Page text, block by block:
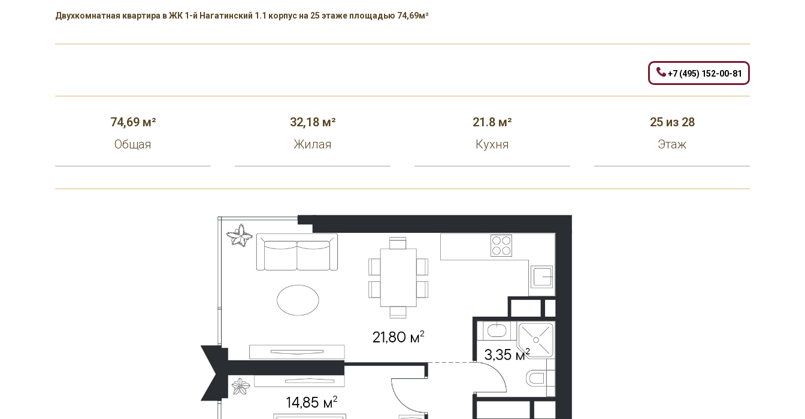
Двухкомнатная квартира в ЖК 1-й Нагатинский 1.1 корпус на 25 этаже площадью 74,69м²
+7 (495) 152-00-81
74,69 м²
Общая
32,18 м²
Жилая
21.8 м²
Кухня
25 из 28
Этаж